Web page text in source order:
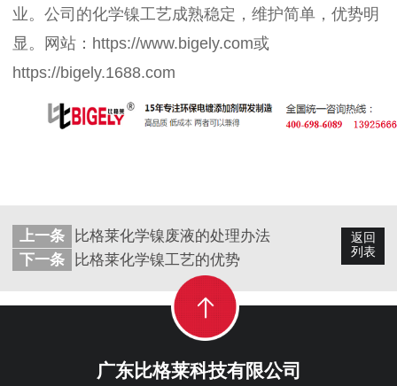
业。公司的化学镍工艺成熟稳定，维护简单，优势明
显。网站：https://www.bigely.com或
https://bigely.1688.com
返回
列表
上一条
比格莱化学镍废液的处理办法
下一条
比格莱化学镍工艺的优势
广东比格莱科技有限公司